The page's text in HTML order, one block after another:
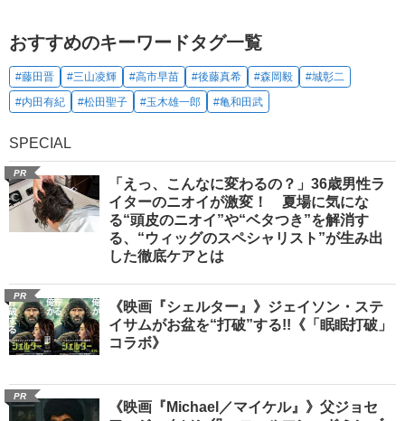
おすすめのキーワードタグ一覧
#藤田晋 #三山凌輝 #高市早苗 #後藤真希 #森岡毅
#城彰二
#内田有紀
#松田聖子 #玉木雄一郎 #亀和田武
SPECIAL
PR
「えっ、こんなに変わるの？」36歳男性ラ
イターのニオイが激変！ 夏場に気にな
る“頭皮のニオイ”や“ベタつき”を解消す
る、“ウィッグのスペシャリスト”が生み出
した徹底ケアとは
PR
《映画『シェルター』》ジェイソン・ステ
イサムがお盆を“打破”する!!《「眠眠打破」
コラボ》
PR
《映画『Michael／マイケル』》父ジョセ